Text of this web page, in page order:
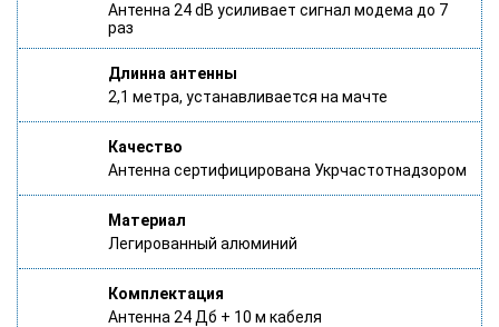
Антенна 24 dB усиливает сигнал модема до 7
раз
Длинна антенны
2,1 метра, устанавливается на мачте
Качество
Антенна сертифицирована Укрчастотнадзором
Материал
Легированный алюминий
Комплектация
Антенна 24 Дб + 10 м кабеля